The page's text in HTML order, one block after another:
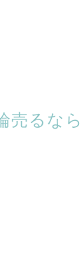
売るな